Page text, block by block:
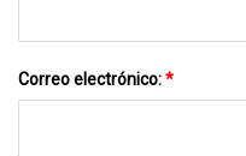
Correo electrónico:*